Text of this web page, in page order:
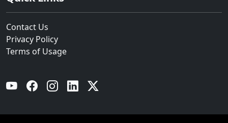
Contact Us
Privacy Policy
Terms of Usage
YouTube Facebook Instagram Linkedin